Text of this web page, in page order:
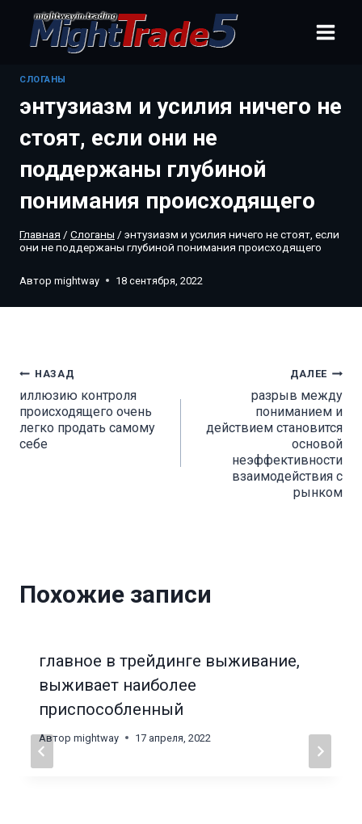
содержанию
CЛОГАНЫ
энтузиазм и усилия ничего не
стоят, если они не
поддержаны глубиной
понимания происходящего
Главная / Cлоганы / энтузиазм и усилия ничего не стоят, если
они не поддержаны глубиной понимания происходящего
Автор mightway 18 сентября, 2022
Навигация
по
записям
НАЗАД
иллюзию контроля
происходящего очень
легко продать самому
себе
ДАЛЕЕ
разрыв между
пониманием и
действием становится
основой
неэффективности
взаимодействия с
рынком
Похожие записи
главное в трейдинге выживание,
выживает наиболее
приспособленный
Автор mightway 17 апреля, 2022